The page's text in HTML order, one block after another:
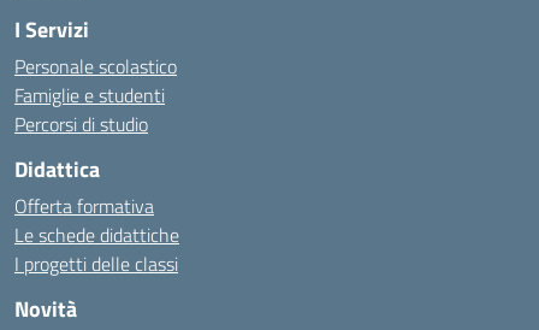
I Servizi
Personale scolastico
Famiglie e studenti
Percorsi di studio
Didattica
Offerta formativa
Le schede didattiche
I progetti delle classi
Novità